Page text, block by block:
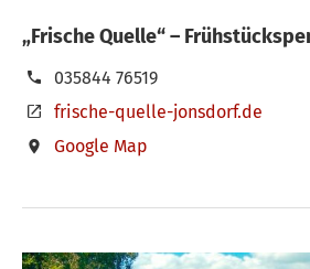
„Frische Quelle“ –
035844 76519
frische-quelle-jonsdorf.de
Google Map